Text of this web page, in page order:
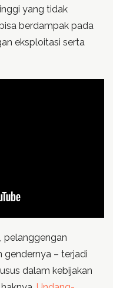
yang tidak
berdampak pada
eksploitasi serta
pelanggengan
gendernya – terjadi
dalam kebijakan